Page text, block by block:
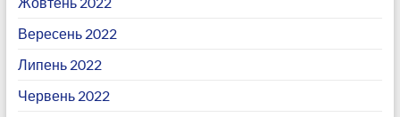
Вересень 2022
Липень 2022
Червень 2022